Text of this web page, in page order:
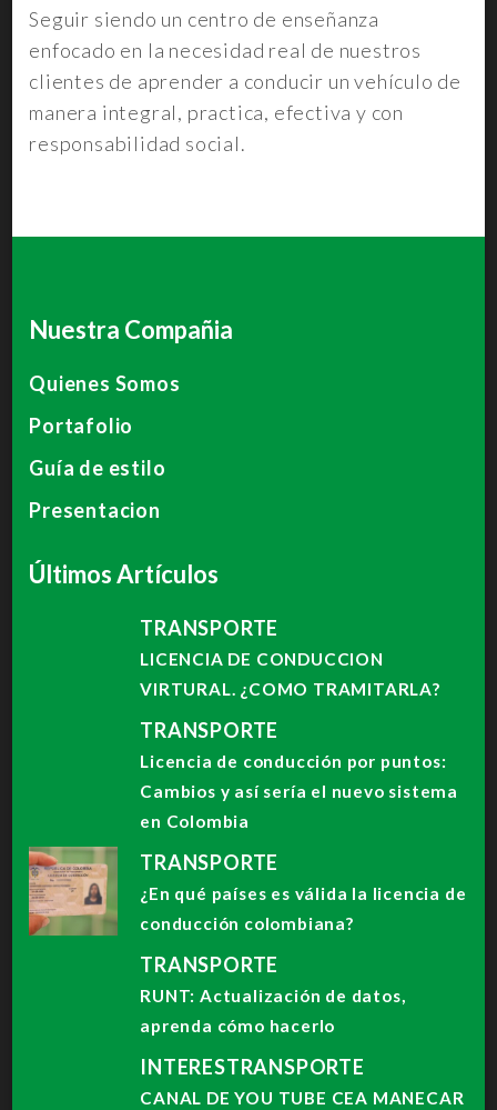
Seguir siendo un centro de enseñanza
enfocado en la necesidad real de nuestros
clientes de aprender a conducir un vehículo de
manera integral, practica, efectiva y con
responsabilidad social.
Nuestra Compañia
Quienes Somos
Portafolio
Guía de estilo
Presentacion
Últimos Artículos
TRANSPORTE
LICENCIA DE CONDUCCION
VIRTURAL. ¿COMO TRAMITARLA?
TRANSPORTE
Licencia de conducción por puntos:
Cambios y así sería el nuevo sistema
en Colombia
TRANSPORTE
¿En qué países es válida la licencia de
conducción colombiana?
TRANSPORTE
RUNT: Actualización de datos,
aprenda cómo hacerlo
INTERESTRANSPORTE
CANAL DE YOU TUBE CEA MANECAR